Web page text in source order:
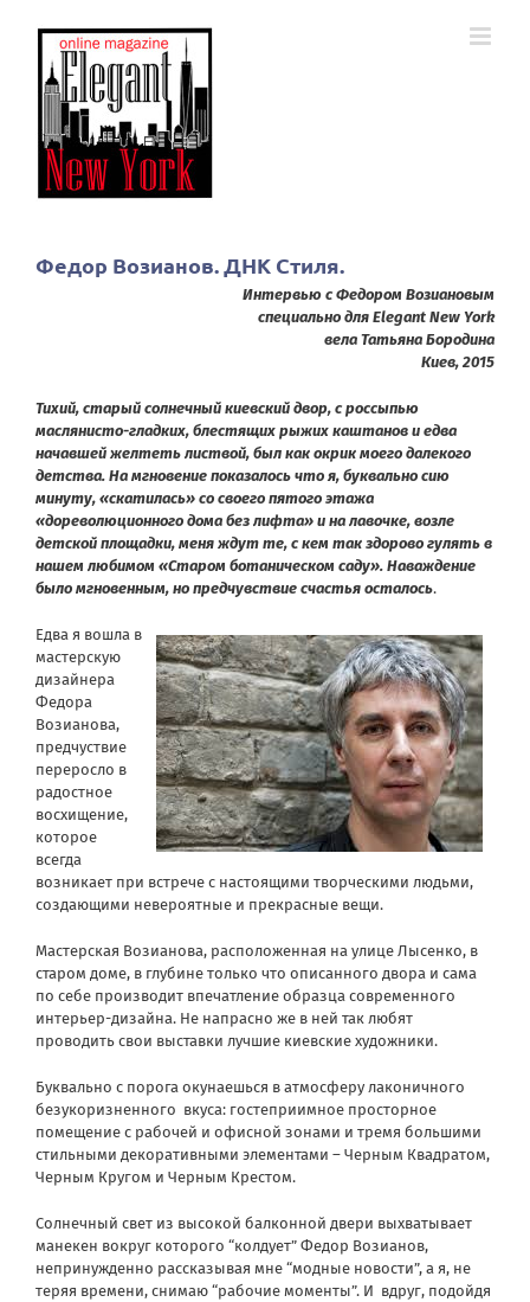
Федор Возианов. ДНК Стиля.
Интервью c Федором Возиановым
специально для Elegant New York
вела Татьяна Бородина
Киев, 2015
Тихий, старый солнечный киевский двор, с россыпью
маслянисто-гладких, блестящих рыжих каштанов и едва
начавшей желтеть листвой, был как окрик моего далекого
детства. На мгновение показалось что я, буквально сию
минуту, «скатилась» со своего пятого этажа
«дореволюционного дома без лифта» и на лавочке, возле
детской площадки, меня ждут те, с кем так здорово гулять в
нашем любимом «Старом ботаническом саду». Наваждение
было мгновенным, но предчувствие счастья осталось.
Едва я вошла в
мастерскую
дизайнера
Федора
Возианова,
предчуствие
переросло в
радостное
восхищение,
которое
всегда
возникает при встрече с настоящими творческими людьми,
создающими невероятные и прекрасные вещи.
Мастерская Возианова, расположенная на улице Лысенко, в
старом доме, в глубине только что описанного двора и сама
по себе производит впечатление образца современного
интерьер-дизайна. Не напрасно же в ней так любят
проводить свои выставки лучшие киевские художники.
Буквально с порога окунаешься в атмосферу лаконичного
безукоризненного вкуса: гостеприимное просторное
помещение с рабочей и офисной зонами и тремя большими
стильными декоративными элементами – Черным Квадратом,
Черным Кругом и Черным Крестом.
Солнечный свет из высокой балконной двери выхватывает
манекен вокруг которого “колдует” Федор Возианов,
непринужденно рассказывая мне “модные новости”, а я, не
теряя времени, снимаю “рабочие моменты”. И вдруг, подойдя